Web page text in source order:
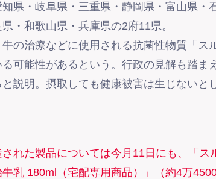
県・岐阜県・三重県・静岡県・富山県・
・和歌山県・兵庫県の2府11県。
の治療などに使用される抗菌性物質「ス
可能性があるという。行政の見解も踏ま
説明。摂取しても健康被害は生じないと
れた製品については今月11日にも、「ス
乳 180ml（宅配専用商品）」（約4万